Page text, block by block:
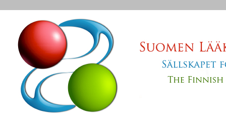
Jump to navigation